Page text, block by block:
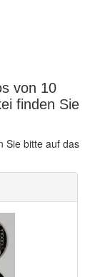
von 10
finden Sie
Sie bitte auf das